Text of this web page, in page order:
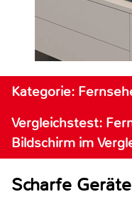
Kategorie:
Vergleichstest:
Bildschirm im
Scharfe Geräte